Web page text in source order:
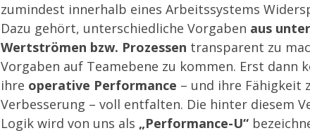
zumindest innerhalb eines Arbeitssystems
Dazu gehört, unterschiedliche Vorgaben aus
Wertströmen bzw. Prozessen transparent zu
Vorgaben auf Teamebene zu kommen. Erst dann
ihre operative Performance – und ihre Fähigkeit
Verbesserung – voll entfalten. Die hinter diesem
Logik wird von uns als „Performance-U“